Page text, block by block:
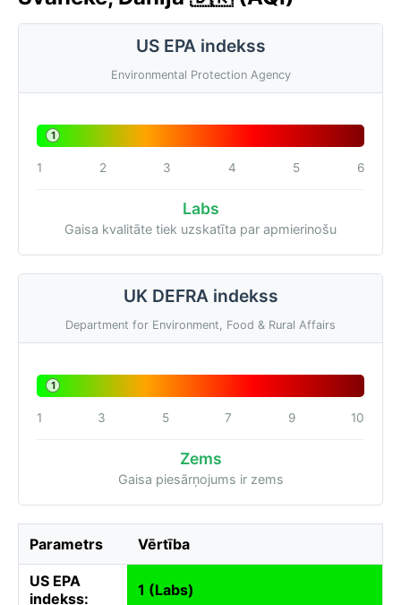
US EPA indekss
Environmental Protection Agency
1
1 2 3 4 5 6
Labs
Gaisa kvalitāte tiek uzskatīta par apmierinošu
UK DEFRA indekss
Department for Environment, Food & Rural Affairs
1
1 3 5 7 9 10
Zems
Gaisa piesārņojums ir zems
Parametrs Vērtība
US EPA
indekss:
1 (Labs)